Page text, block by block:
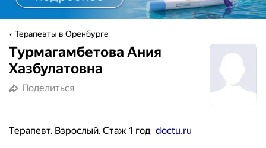
Терапевты в Оренбурге
Турмагамбетова Ания
Хазбулатовна
Поделиться
Терапевт. Взрослый. Стаж 1 год doctu.ru